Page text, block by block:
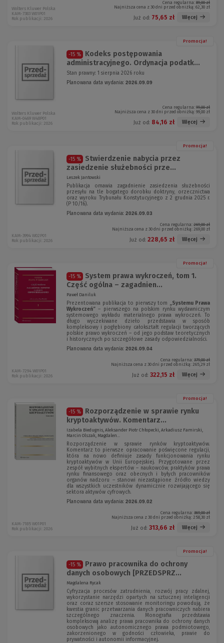
Cena regularna: 89,00 zł
Najniższa cena z 30 dni przed obniżką: 62,30 zł
Już od: 75,65 zł Więcej
Wolters Kluwer Polska
KAM-7383 W01P01
Rok publikacji: 2026
Promocja!
-15 %
Kodeks postępowania
administracyjnego. Ordynacja podatk...
Stan prawny: 1 sierpnia 2026 roku
Planowana data wydania: 2026.09.09
Cena regularna: 99,00 zł
Najniższa cena z 30 dni przed obniżką: 99,00 zł
Już od: 84,16 zł Więcej
Wolters Kluwer Polska
KAM-0469 W48P01
Rok publikacji: 2026
Promocja!
-15 %
Stwierdzenie nabycia przez
zasiedzenie służebności prze...
Leszek Jantowski
Publikacja omawia zagadnienie zasiedzenia służebności
przesyłu na tle bogatego dorobku doktryny, orzecznictwa
oraz wyroku Trybunału Konstytucyjnego z 2 grudnia 2025 r.
(P 10/16).
Planowana data wydania: 2026.09.03
Cena regularna: 269,00 zł
Najniższa cena z 30 dni przed obniżką: 269,00 zł
Już od: 228,65 zł Więcej
KAM-3994 W02P01
Rok publikacji: 2026
Promocja!
-15 %
System prawa wykroczeń, tom 1.
Część ogólna – zagadnien...
Paweł Daniluk
Prezentowana publikacja to pierwszy tom „Systemu Prawa
Wykroczeń” – pierwszego na polskim rynku wydawniczym
systemowego wykładu materialnego prawa wykroczeń. To
długo wyczekiwane dzieło przedstawia w sposób
kompleksowy i pogłębiony całokształt regulacji tworzących
polskie prawo wykroczeń – od jego podstaw teoretycznych
i historycznych po szczegółowe zasady odpowiedzialności.
Planowana data wydania: 2026.09.04
Cena regularna: 379,00 zł
Najniższa cena z 30 dni przed obniżką: 265,29 zł
Już od: 322,15 zł Więcej
KAM-7294 W01P01
Rok publikacji: 2026
Promocja!
-15 %
Rozporządzenie w sprawie rynku
kryptoaktywów. Komentarz...
Izabela Biedugnis, Aleksander Piotr Chłopecki, Arkadiusz Famirski,
Marcin Olszak, Magdalen...
Rozporządzenie w sprawie rynków kryptoaktywów.
Komentarz to pierwsze opracowanie poświęcone regulacji,
która na nowo definiuje zasady funkcjonowania rynku
kryptoaktywów w Unii Europejskiej. Przygotowane przez
zespół wybitnych ekspertów – naukowców, praktyków prawa
rynku finansowego oraz obecnych i byłych pracowników
organów nadzoru – stanowi niezastąpione źródło wiedzy
dla wszystkich uczestników dynamicznie rozwijającego się
sektora aktywów cyfrowych.
Planowana data wydania: 2026.09.02
Cena regularna: 369,00 zł
Najniższa cena z 30 dni przed obniżką: 258,30 zł
Już od: 313,66 zł Więcej
KAM-7185 W01P01
Rok publikacji: 2026
Promocja!
-15 %
Prawo pracownika do ochrony
danych osobowych [PRZEDSPRZ...
Magdalena Rycak
Cyfryzacja procesów zatrudnienia, rozwój pracy zdalnej,
wykorzystanie narzędzi opartych na sztucznej inteligencji
oraz coraz szersze stosowanie monitoringu powodują, że
kwestia granic przetwarzania danych pracowniczych nabiera
szczególnego znaczenia. Monografia przedstawia
kompleksową analizę prawa pracownika do ochrony danych
osobowych jako autonomicznego prawa podmiotowego,
zakorzenionego w godności człowieka, prawie do
prywatności i autonomii informacyjnej.